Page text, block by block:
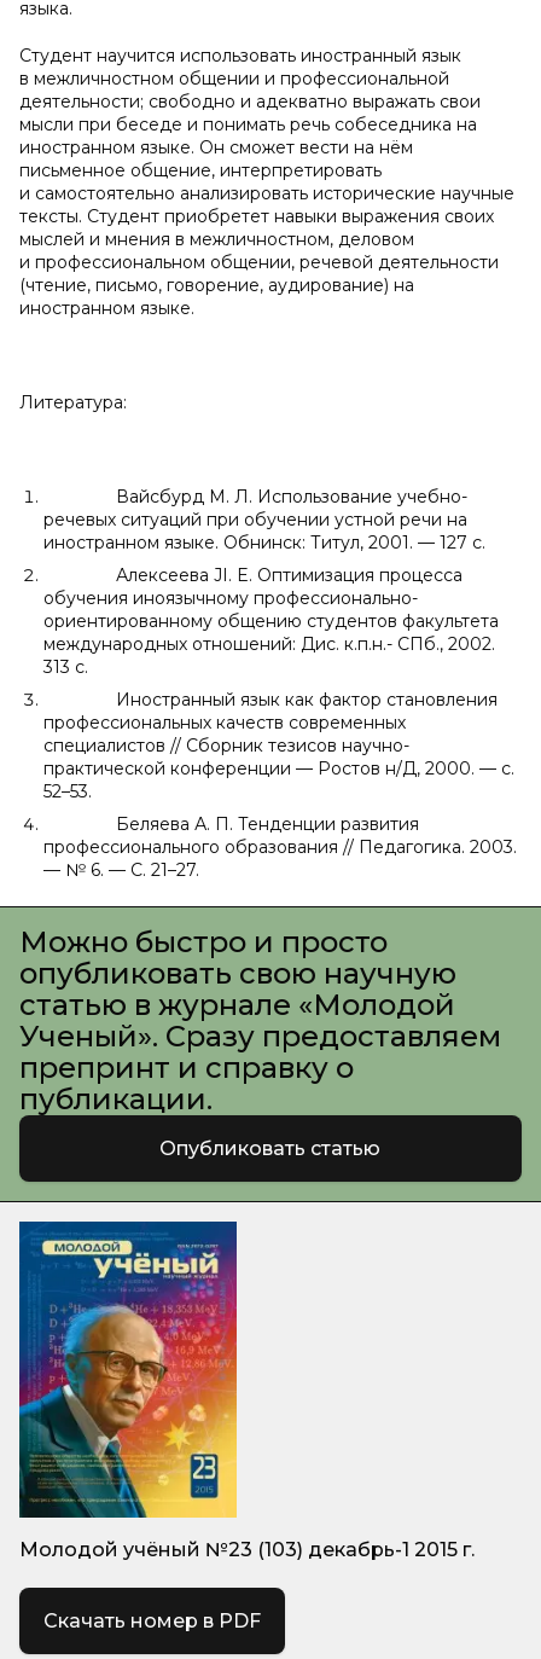
языка.
Студент научится использовать иностранный язык
в межличностном общении и профессиональной
деятельности; свободно и адекватно выражать свои
мысли при беседе и понимать речь собеседника на
иностранном языке. Он сможет вести на нём
письменное общение, интерпретировать
и самостоятельно анализировать исторические научные
тексты. Студент приобретет навыки выражения своих
мыслей и мнения в межличностном, деловом
и профессиональном общении, речевой деятельности
(чтение, письмо, говорение, аудирование) на
иностранном языке.
Литература:
Вайсбурд М. Л. Использование учебно-
речевых ситуаций при обучении устной речи на
иностранном языке. Обнинск: Титул, 2001. — 127 с.
Алексеева JI. E. Оптимизация процесса
обучения иноязычному профессионально-
ориентированному общению студентов факультета
международных отношений: Дис. к.п.н.- СПб., 2002.
313 с.
Иностранный язык как фактор становления
профессиональных качеств современных
специалистов // Сборник тезисов научно-
практической конференции — Ростов н/Д, 2000. — с.
52–53.
Беляева А. П. Тенденции развития
профессионального образования // Педагогика. 2003.
— № 6. — С. 21–27.
Можно быстро и просто
опубликовать свою научную
статью в журнале «Молодой
Ученый». Сразу предоставляем
препринт и справку о
публикации.
Опубликовать статью
Молодой учёный №23 (103) декабрь-1 2015 г.
Скачать номер в PDF